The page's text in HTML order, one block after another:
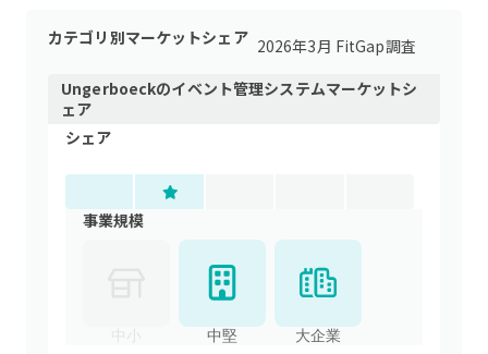
カテゴリ別マーケットシェア 2026年3月 FitGap調査
Ungerboeckのイベント管理システムマーケットシ
ェア
シェア
事業規模
中堅 大企業